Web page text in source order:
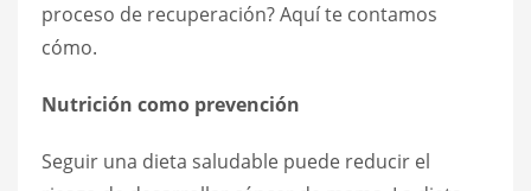
proceso de recuperación? Aquí te contamos
cómo.
Nutrición como prevención
Seguir una dieta saludable puede reducir el